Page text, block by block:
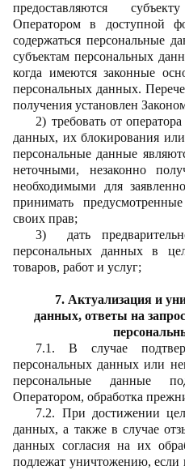
предоставляются
Оператором в
содержаться персональные
субъектам персональных
когда имеются законные
персональных данных.
получения установлен
2) требовать от
данных, их блокирования
персональные данные
неточными, незаконно
необходимыми для
принимать
своих прав;
3)
дать
персональных данных в
товаров, работ и услуг;
7. Актуализация и
данных, ответы на
7.1. В случае
персональных данных или
персональные данные
Оператором, обработка
7.2. При достижении
данных, а также в случае
данных согласия на их
подлежат уничтожению,